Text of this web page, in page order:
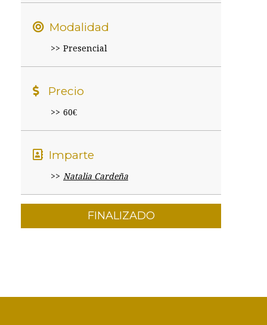
Modalidad
Presencial
Precio
60€
Imparte
Natalia Cardeña
FINALIZADO